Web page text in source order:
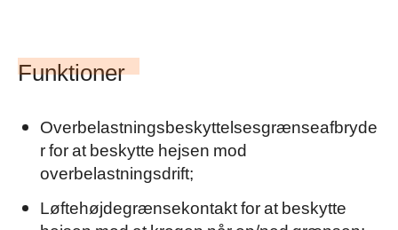
Funktioner
Overbelastningsbeskyttelsesgrænseafbryde
r for at beskytte hejsen mod
overbelastningsdrift;
Løftehøjdegrænsekontakt for at beskytte